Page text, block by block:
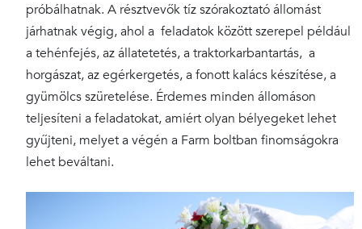
próbálhatnak. A résztvevők tíz szórakoztató állomást
járhatnak végig, ahol a feladatok között szerepel például
a tehénfejés, az állatetetés, a traktorkarbantartás, a
horgászat, az egérkergetés, a fonott kalács készítése, a
gyümölcs szüretelése. Érdemes minden állomáson
teljesíteni a feladatokat, amiért olyan bélyegeket lehet
gyűjteni, melyet a végén a Farm boltban finomságokra
lehet beváltani.